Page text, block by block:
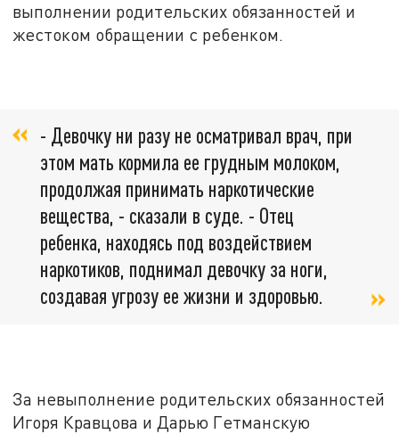
выполнении родительских обязанностей и
жестоком обращении с ребенком.
- Девочку ни разу не осматривал врач, при
этом мать кормила ее грудным молоком,
продолжая принимать наркотические
вещества, - сказали в суде. - Отец
ребенка, находясь под воздействием
наркотиков, поднимал девочку за ноги,
создавая угрозу ее жизни и здоровью.
За невыполнение родительских обязанностей
Игоря Кравцова и Дарью Гетманскую